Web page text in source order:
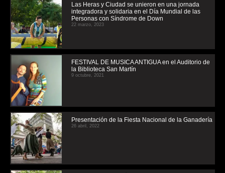
Las Heras y Ciudad se unieron en una jornada
integradora y solidaria en el Día Mundial de las
Personas con Síndrome de Down
22 marzo, 2023
FESTIVAL DE MUSICA ANTIGUA en el Auditorio de
la Biblioteca San Martín
9 octubre, 2021
Presentación de la Fiesta Nacional de la Ganadería
26 abril, 2022